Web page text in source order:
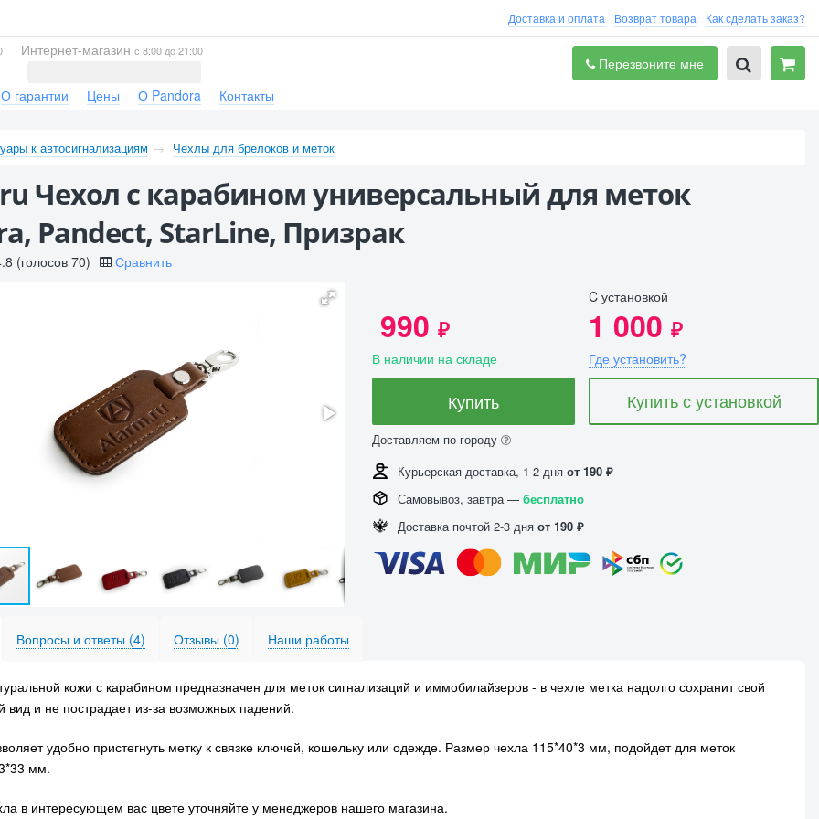
Доставка и оплата Возврат товара Как сделать заказ?
Интернет-магазин с 8:00 до 21:00
Перезвоните мне
О гарантии
Цены О Pandora Контакты
к автосигнализациям Чехлы для брелоков и меток
Чехол с карабином универсальный для меток
Pandect, StarLine, Призрак
(голосов70) Сравнить
990 ₽
В наличии на складе
Купить
C установкой
1 000 ₽
Где установить?
Купить с установкой
Доставляем по городу
Курьерская доставка, 1-2 дня от 190 ₽
Самовывоз, завтра — бесплатно
Доставка почтой 2-3 дня от 190 ₽
Вопросы и ответы (4) Отзывы (0) Наши работы
кожи с карабином предназначен для меток сигнализаций и иммобилайзеров - в чехле метка надолго сохранит свой
вид и не пострадает из-за возможных падений.
удобно пристегнуть метку к связке ключей, кошельку или одежде. Размер чехла 115*40*3 мм, подойдет для меток
мм.
в интересующем вас цвете уточняйте у менеджеров нашего магазина.